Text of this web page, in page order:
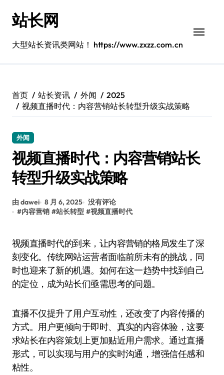
站长网
大型站长资讯类网站！ https://www.zxzz.com.cn
首页 站长资讯 外闻
2025
视频直播时代：内容营销站长转型升级实战策略
外闻
视频直播时代：内容营销站长
转型升级实战策略
由 dawei 8 月 6, 2025 没有评论
#内容营销 #站长转型 #视频直播时代
视频直播时代的到来，让内容营销的格局发生了深
刻变化。传统网站运营者面临前所未有的挑战，同
时也迎来了新的机遇。如何在这一趋势中找到自己
的定位，成为站长们亟需思考的问题。
直播不仅提升了用户互动性，还改变了内容传播的
方式。用户更倾向于即时、真实的内容体验，这要
求站长在内容策划上更加贴近用户需求。通过直播
形式，可以实现与用户的实时沟通，增强信任感和
粘性。